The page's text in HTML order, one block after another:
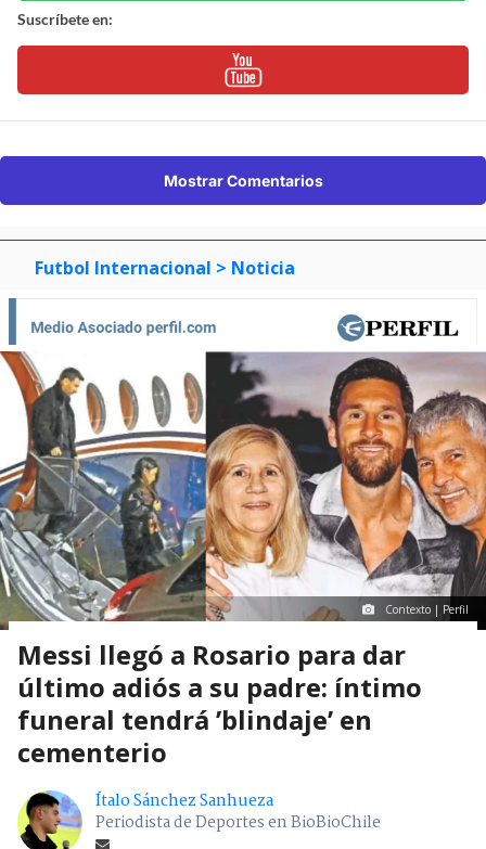
Suscríbete en:
Mostrar Comentarios
Futbol Internacional > Noticia
Contexto | Perfil
Messi llegó a Rosario para dar
último adiós a su padre: íntimo
funeral tendrá ’blindaje’ en
cementerio
Ítalo Sánchez Sanhueza
Periodista de Deportes en BioBioChile